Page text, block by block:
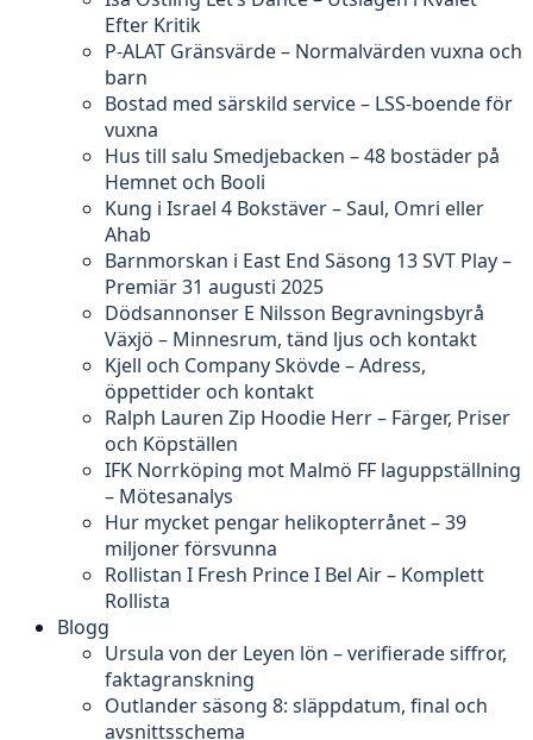
Efter Kritik
P-ALAT Gränsvärde – Normalvärden vuxna och
barn
Bostad med särskild service – LSS-boende för
vuxna
Hus till salu Smedjebacken – 48 bostäder på
Hemnet och Booli
Kung i Israel 4 Bokstäver – Saul, Omri eller
Ahab
Barnmorskan i East End Säsong 13 SVT Play –
Premiär 31 augusti 2025
Dödsannonser E Nilsson Begravningsbyrå
Växjö – Minnesrum, tänd ljus och kontakt
Kjell och Company Skövde – Adress,
öppettider och kontakt
Ralph Lauren Zip Hoodie Herr – Färger, Priser
och Köpställen
IFK Norrköping mot Malmö FF laguppställning
– Mötesanalys
Hur mycket pengar helikopterrånet – 39
miljoner försvunna
Rollistan I Fresh Prince I Bel Air – Komplett
Rollista
Blogg
Ursula von der Leyen lön – verifierade siffror,
faktagranskning
Outlander säsong 8: släppdatum, final och
avsnittsschema